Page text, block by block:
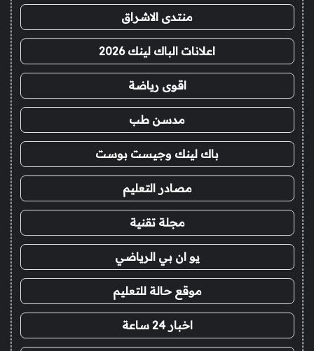
منتدى الاشراق
اعلانات الباك لينك 2026
اقوى رياضة
مدسن طب
باك لينك وجيست بوست
مصادر التعليم
مجلة تقنية
يو ان بي الرياضي
موقع حالة للتعليم
اخبار 24 ساعة